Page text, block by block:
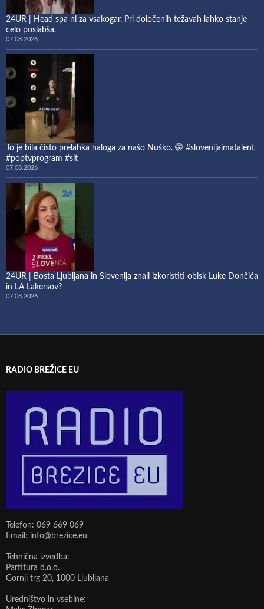
24UR | Head spa ni za vsakogar. Pri določenih težavah lahko stanje
celo poslabša.
07.08.2026
To je bila čisto prelahka naloga za našo Nuško. 🤭 #slovenijaimatalent
#poptvprogram #sit
07.08.2026
24UR | Bosta Ljubljana in Slovenija znali izkoristiti obisk Luke Dončića
in LA Lakersov?
07.08.2026
RADIO BREŽICE EU
Telefon: 069 669 069
Email: info@brezice.eu
Tehnična izvedba:
Partitura d.o.o.
Gornji trg 20, 1000 Ljubljana
Uredništvo in vsebine: